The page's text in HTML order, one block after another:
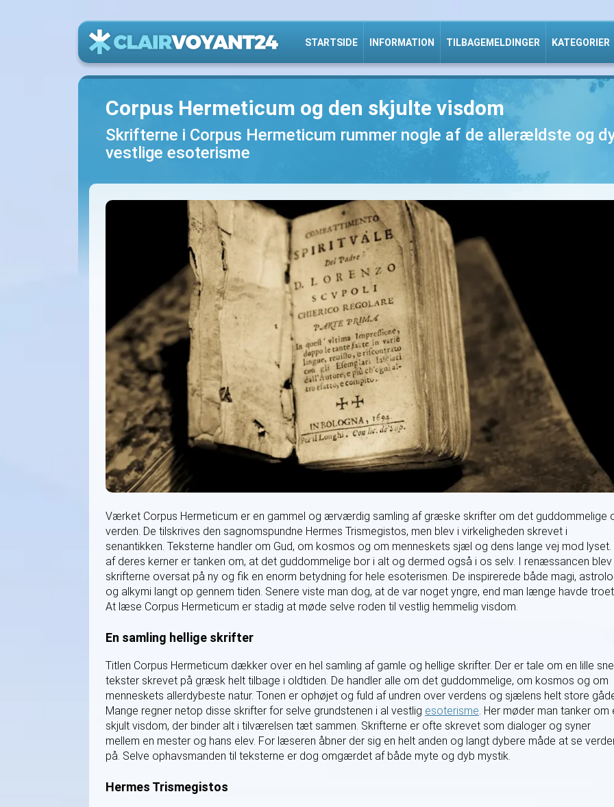
STARTSIDE INFORMATION TILBAGEMELDINGER KATEGORIER
Corpus Hermeticum og den skjulte visdom
Skrifterne i Corpus Hermeticum rummer nogle af de allerældste og
vestlige esoterisme
Værket Corpus Hermeticum er en gammel og ærværdig samling af græske skrifter om det guddommelige
verden. De tilskrives den sagnomspundne Hermes Trismegistos, men blev i virkeligheden skrevet i
senantikken. Teksterne handler om Gud, om kosmos og om menneskets sjæl og dens lange vej mod lyset.
af deres kerner er tanken om, at det guddommelige bor i alt og dermed også i os selv. I renæssancen blev
skrifterne oversat på ny og fik en enorm betydning for hele esoterismen. De inspirerede både magi,
og alkymi langt op gennem tiden. Senere viste man dog, at de var noget yngre, end man længe havde troet.
At læse Corpus Hermeticum er stadig at møde selve roden til vestlig hemmelig visdom.
En samling hellige skrifter
Titlen Corpus Hermeticum dækker over en hel samling af gamle og hellige skrifter. Der er tale om en lille
tekster skrevet på græsk helt tilbage i oldtiden. De handler alle om det guddommelige, om kosmos og om
menneskets allerdybeste natur. Tonen er ophøjet og fuld af undren over verdens og sjælens helt store
Mange regner netop disse skrifter for selve grundstenen i al vestlig esoterisme . Her møder man tanker om
skjult visdom, der binder alt i tilværelsen tæt sammen. Skrifterne er ofte skrevet som dialoger og syner
mellem en mester og hans elev. For læseren åbner der sig en helt anden og langt dybere måde at se
på. Selve ophavsmanden til teksterne er dog omgærdet af både myte og dyb mystik.
Hermes Trismegistos